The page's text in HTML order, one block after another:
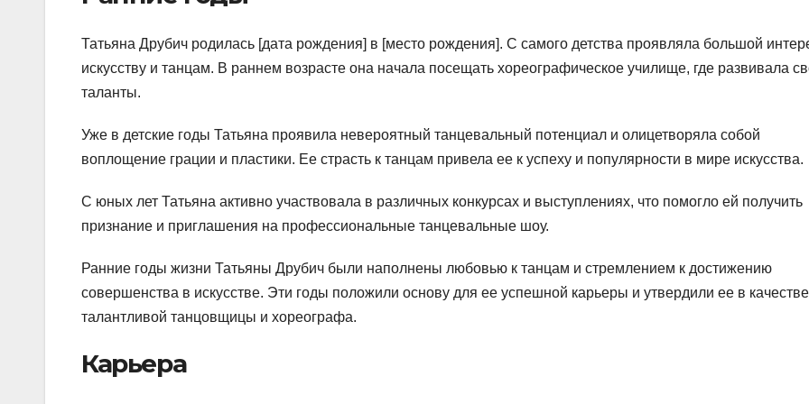
Татьяна Друбич родилась [дата рождения] в [место рождения]. С самого детства проявляла большой
искусству и танцам. В раннем возрасте она начала посещать хореографическое училище, где развивала
таланты.
Уже в детские годы Татьяна проявила невероятный танцевальный потенциал и олицетворяла собой
воплощение грации и пластики. Ее страсть к танцам привела ее к успеху и популярности в мире искусства.
С юных лет Татьяна активно участвовала в различных конкурсах и выступлениях, что помогло ей получить
признание и приглашения на профессиональные танцевальные шоу.
Ранние годы жизни Татьяны Друбич были наполнены любовью к танцам и стремлением к достижению
совершенства в искусстве. Эти годы положили основу для ее успешной карьеры и утвердили ее в качестве
талантливой танцовщицы и хореографа.
Карьера